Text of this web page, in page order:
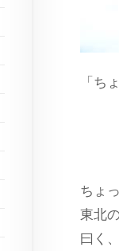
「ち
ちょ
東北
曰く